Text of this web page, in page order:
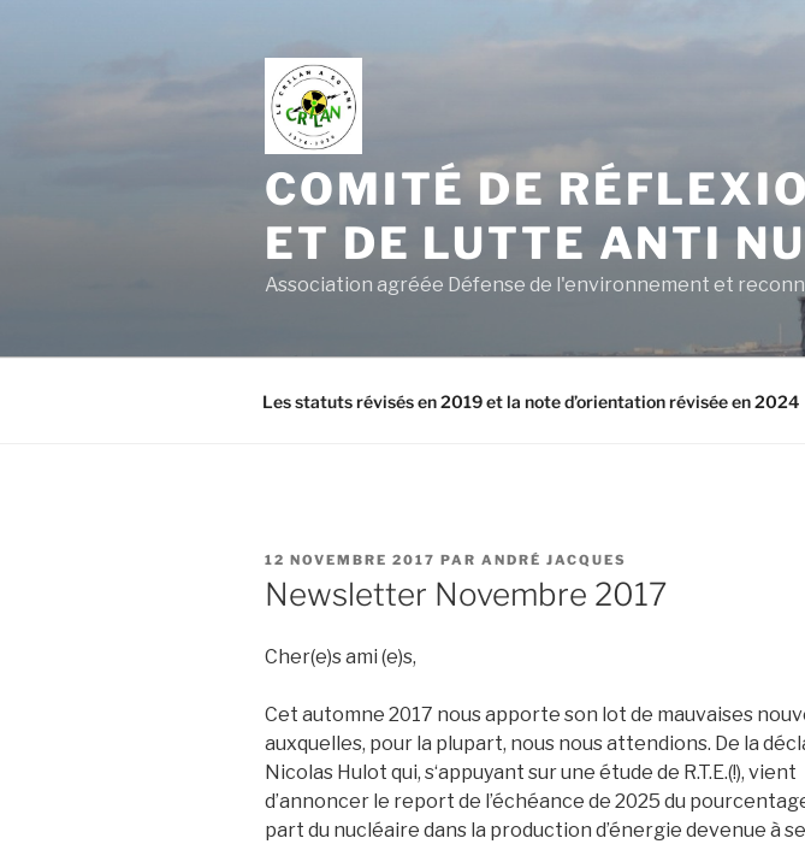
COMITÉ DE
ET DE LUTTE ANTI
Association agréée Défense de l'environnement et
Les statuts révisés en 2019 et la note d’orientation révisée en 2024
PUBLIÉ
LE
12 NOVEMBRE 2017 PAR ANDRÉ JACQUES
Newsletter Novembre 2017
Cher(e)s ami (e)s,
Cet automne 2017 nous apporte son lot de mauvaises
auxquelles, pour la plupart, nous nous attendions. De la
Nicolas Hulot qui, s‘appuyant sur une étude de R.T.E.(!), vient
d’annoncer le report de l’échéance de 2025 du
part du nucléaire dans la production d’énergie devenue à